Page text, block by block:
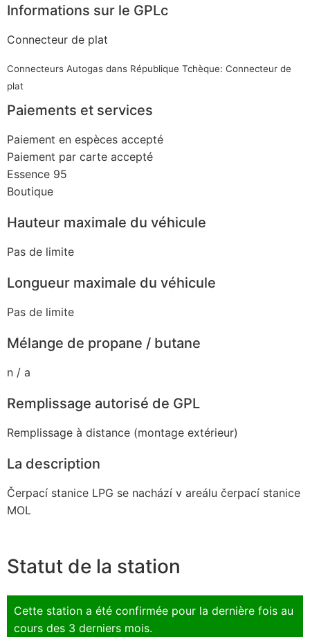
Informations sur le GPLc
Connecteur de plat
Connecteurs Autogas dans République Tchèque: Connecteur de
plat
Paiements et services
Paiement en espèces accepté
Paiement par carte accepté
Essence 95
Boutique
Hauteur maximale du véhicule
Pas de limite
Longueur maximale du véhicule
Pas de limite
Mélange de propane / butane
n / a
Remplissage autorisé de GPL
Remplissage à distance (montage extérieur)
La description
Čerpací stanice LPG se nachází v areálu čerpací stanice
MOL
Statut de la station
Cette station a été confirmée pour la dernière fois au
cours des 3 derniers mois.